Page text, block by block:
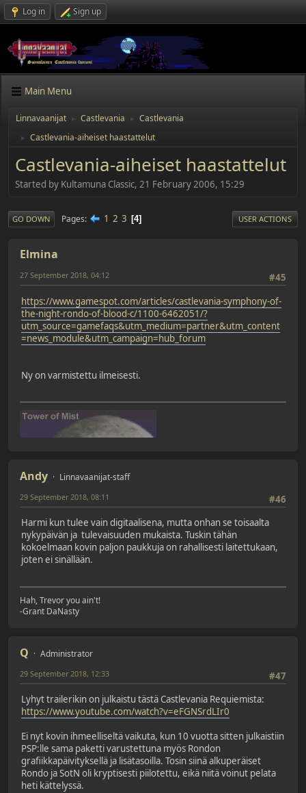
Log in Sign up
Main Menu
Linnavaanijat Castlevania Castlevania
► Castlevania-aiheiset haastattelut
Castlevania-aiheiset haastattelut
Started by Kultamuna Classic, 21 February 2006, 15:29
GO DOWN Pages 1 2 3 4 USER ACTIONS
Elmina
#45
27 September 2018, 04:12
https://www.gamespot.com/articles/castlevania-symphony-of-
the-night-rondo-of-blood-c/1100-6462051/?
utm_source=gamefaqs&utm_medium=partner&utm_content
=news_module&utm_campaign=hub_forum
Ny on varmistettu ilmeisesti.
Andy Linnavaanijat-staff
#46
29 September 2018, 08:11
Harmi kun tulee vain digitaalisena, mutta onhan se toisaalta
nykypäivän ja tulevaisuuden mukaista. Tuskin tähän
kokoelmaan kovin paljon paukkuja on rahallisesti laitettukaan,
joten ei sinällään.
Hah, Trevor you ain't!
-Grant DaNasty
Q Administrator
#47
29 September 2018, 12:33
Lyhyt trailerikin on julkaistu tästä Castlevania Requiemista:
https://www.youtube.com/watch?v=eFGNSrdLIr0
Ei nyt kovin ihmeelliseltä vaikuta, kun 10 vuotta sitten julkaistiin
PSP:lle sama paketti varustettuna myös Rondon
grafiikkapäivityksellä ja lisätasoilla. Tosin siinä alkuperäiset
Rondo ja SotN oli kryptisesti piilotettu, eikä niitä voinut pelata
heti kättelyssä.